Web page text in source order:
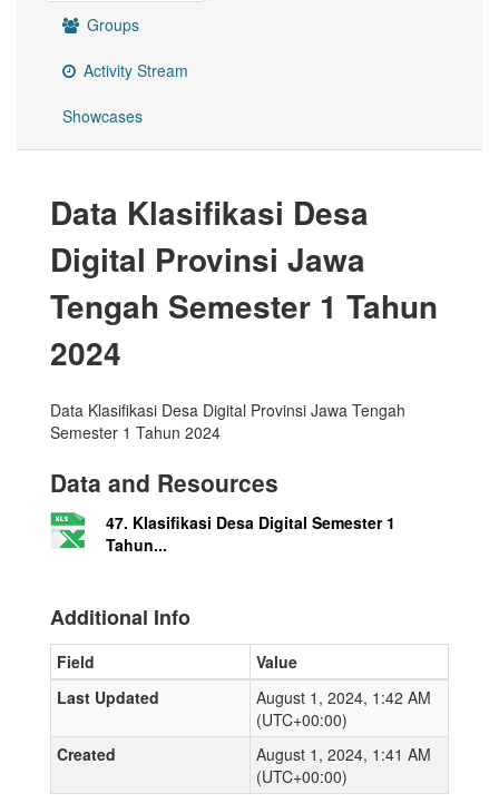
Groups
Activity Stream
Showcases
Data Klasifikasi Desa
Digital Provinsi Jawa
Tengah Semester 1 Tahun
2024
Data Klasifikasi Desa Digital Provinsi Jawa Tengah
Semester 1 Tahun 2024
Data and Resources
47. Klasifikasi Desa Digital Semester 1
Tahun...
Additional Info
Field
Value
Last Updated
August 1, 2024, 1:42 AM
(UTC+00:00)
Created
August 1, 2024, 1:41 AM
(UTC+00:00)